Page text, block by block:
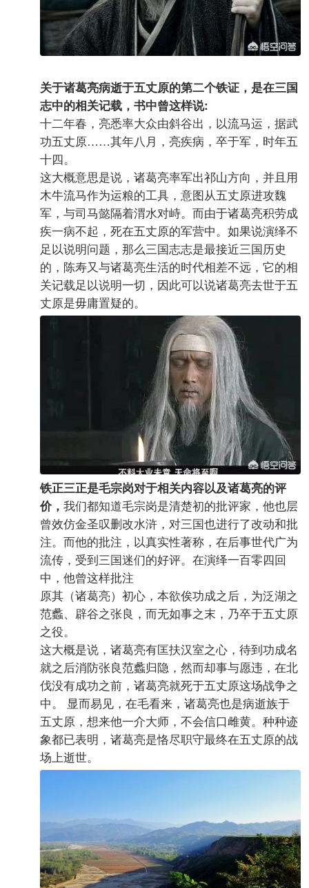
关于诸葛亮病逝于五丈原的第二个铁证，是在三国
志中的相关记载，书中曾这样说:
十二年春，亮悉率大众由斜谷出，以流马运，据武
功五丈原……其年八月，亮疾病，卒于军，时年五
十四。
这大概意思是说，诸葛亮率军出祁山方向，并且用
木牛流马作为运粮的工具，意图从五丈原进攻魏
军，与司马懿隔着渭水对峙。而由于诸葛亮积劳成
疾一病不起，死在五丈原的军营中。如果说演绎不
足以说明问题，那么三国志志是最接近三国历史
的，陈寿又与诸葛亮生活的时代相差不远，它的相
关记载足以说明一切，因此可以说诸葛亮去世于五
丈原是毋庸置疑的。
铁正三正是毛宗岗对于相关内容以及诸葛亮的评
价， 我们都知道毛宗岗是清楚初的批评家，他也层
曾效仿金圣叹删改水浒，对三国也进行了改动和批
注。而他的批注，以真实性著称，在后事世代广为
流传，受到三国迷们的好评。在演绎一百零四回
中，他曾这样批注
原其（诸葛亮）初心，本欲俟功成之后，为泛湖之
范蠡、辟谷之张良，而无如事之末，乃卒于五丈原
之役。
这大概是说，诸葛亮有匡扶汉室之心，待到功成名
就之后消防张良范蠡归隐，然而却事与愿违，在北
伐没有成功之前，诸葛亮就死于五丈原这场战争之
中。 显而易见，在毛看来，诸葛亮也是病逝族于
五丈原，想来他一介大师，不会信口雌黄。种种迹
象都已表明，诸葛亮是恪尽职守最终在五丈原的战
场上逝世。